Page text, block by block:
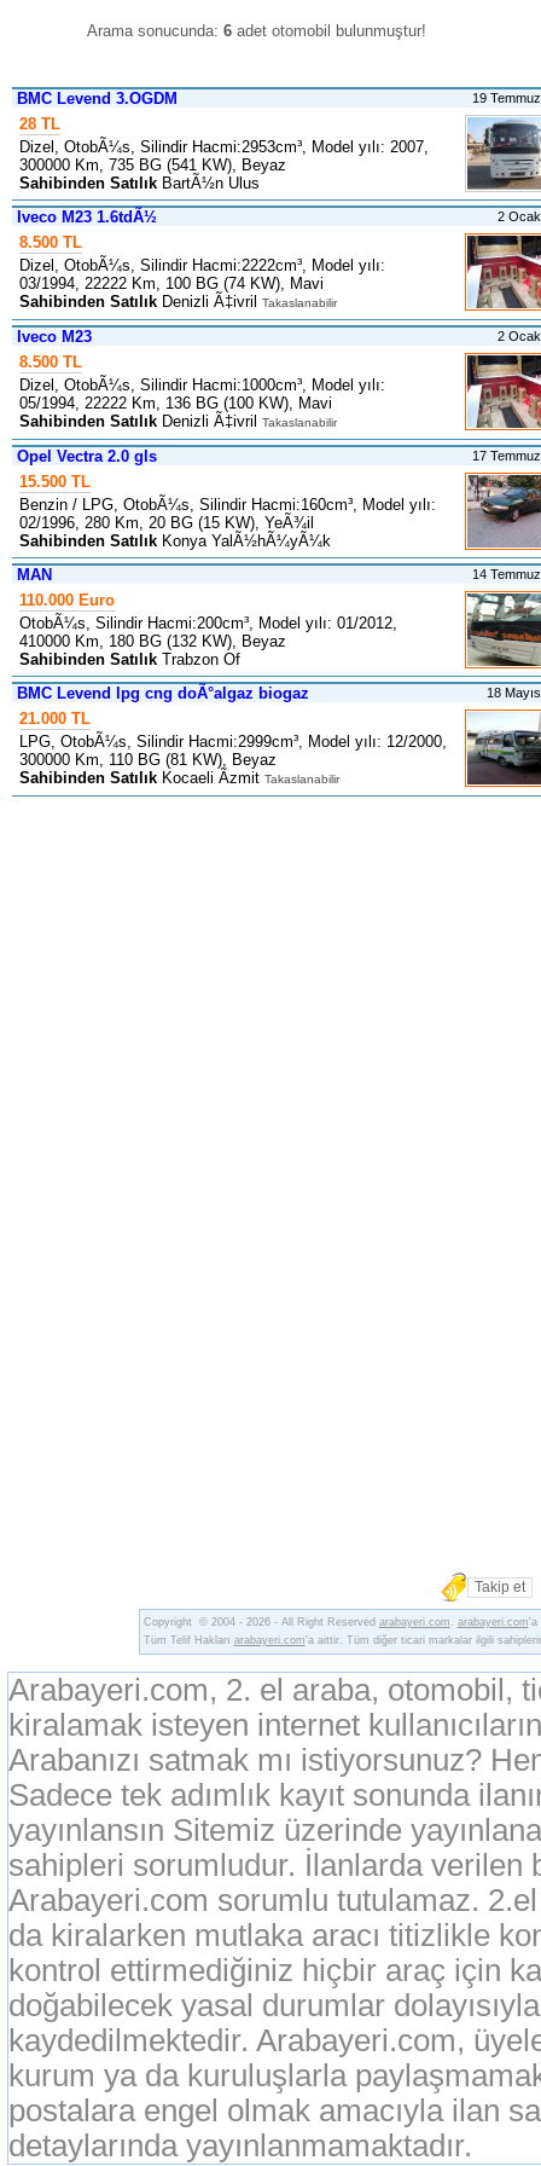
Arama sonucunda: 6adet otomobil bulunmuştur!
BMC Levend 3.OGDM 19
28 TL
Dizel, OtobÃ¼s, Silindir Hacmi:2953cm³, Model yılı: 2007,
300000 Km, 735 BG (541 KW), Beyaz
Sahibinden Satılık BartÃ½n Ulus
Iveco M23 1.6tdÃ½
2
8.500 TL
Dizel, OtobÃ¼s, Silindir Hacmi:2222cm³, Model yılı:
03/1994, 22222 Km, 100 BG (74 KW), Mavi
Sahibinden Satılık Denizli Ã‡ivril Takaslanabilir
Iveco M23 2
8.500 TL
Dizel, OtobÃ¼s, Silindir Hacmi:1000cm³, Model yılı:
05/1994, 22222 Km, 136 BG (100 KW), Mavi
Sahibinden Satılık Denizli Ã‡ivril Takaslanabilir
Opel Vectra 2.0 gls 17
15.500 TL
Benzin / LPG, OtobÃ¼s, Silindir Hacmi:160cm³, Model yılı:
02/1996, 280 Km, 20 BG (15 KW), YeÃ¾il
Sahibinden Satılık Konya YalÃ½hÃ¼yÃ¼k
MAN
14
110.000 Euro
OtobÃ¼s, Silindir Hacmi:200cm³, Model yılı: 01/2012,
410000 Km, 180 BG (132 KW), Beyaz
Sahibinden Satılık Trabzon Of
BMC Levend lpg cng doÃ°algaz biogaz
18
21.000 TL
LPG, OtobÃ¼s, Silindir Hacmi:2999cm³, Model yılı: 12/2000,
300000 Km, 110 BG (81 KW), Beyaz
Sahibinden Satılık Kocaeli Ãzmit Takaslanabilir
Takip et
Copyright © 2004 - 2026 - All Right Reserved arabayeri.com . arabayeri.com'a
Tüm Telif Hakları arabayeri.com'a aittir. Tüm diğer ticari markalar ilgili
Arabayeri.com, 2. el araba, otomobil,
kiralamak isteyen internet
Arabanızı satmak mı istiyorsunuz?
Sadece tek adımlık kayıt sonunda
yayınlansın Sitemiz üzerinde
sahipleri sorumludur. İlanlarda verilen
Arabayeri.com sorumlu tutulamaz.
da kiralarken mutlaka aracı titizlikle
kontrol ettirmediğiniz hiçbir araç için
doğabilecek yasal durumlar
kaydedilmektedir. Arabayeri.com,
kurum ya da kuruluşlarla
postalara engel olmak amacıyla ilan
detaylarında yayınlanmamaktadır.